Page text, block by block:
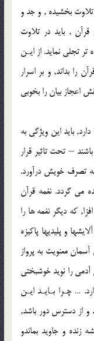
بخشيده , و جد و
, بايد در تلاوت
تر تجلى نمايد. از ايـن
را بداند, و بر اسرار
اعجاز بيان را بخوبى
بايد اين ويژگى به
– تحت تاثير قرار
تصرف خويش درآورد.
مى گردد. نغمه قرآن
كه ديگر نغمه ها را
و پليديها پاكيزه
معنويت به پرواز
را نويد خوشبختى
… چـرا بـايـد ايـن
و از دسترس دور باشد,
و جاويد بماندو